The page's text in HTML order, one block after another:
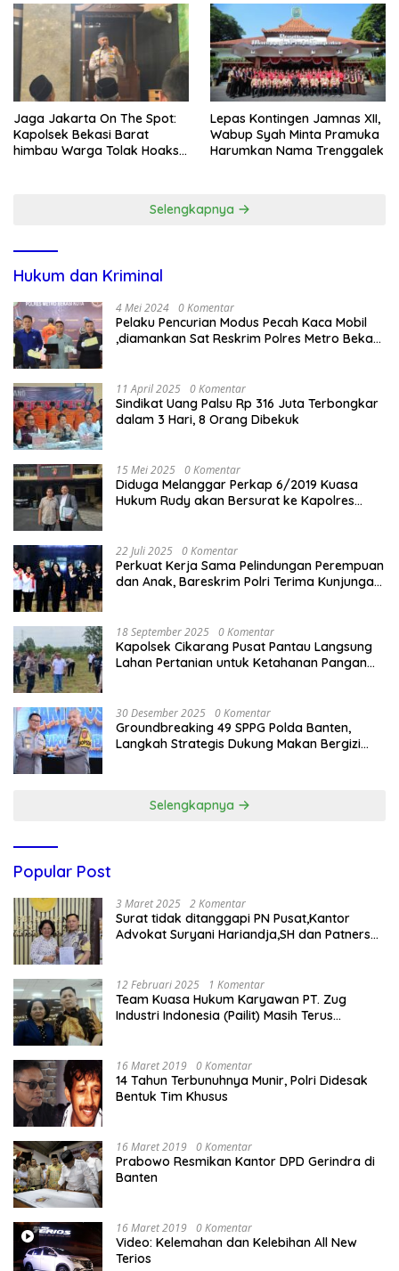
Disdagperin
Jaga Jakarta On The Spot:
Kapolsek Bekasi Barat
himbau Warga Tolak Hoaks
Lepas Kontingen Jamnas XII,
Wabup Syah Minta Pramuka
Harumkan Nama Trenggalek
Selengkapnya
Hukum dan Kriminal
4 Mei 2024 0 Komentar
Pelaku Pencurian Modus Pecah Kaca Mobil
,diamankan Sat Reskrim Polres Metro Bekasi
11 April 2025 0 Komentar
Sindikat Uang Palsu Rp 316 Juta Terbongkar
dalam 3 Hari, 8 Orang Dibekuk
15 Mei 2025 0 Komentar
Diduga Melanggar Perkap 6/2019 Kuasa
Hukum Rudy akan Bersurat ke Kapolres
22 Juli 2025 0 Komentar
Perkuat Kerja Sama Pelindungan Perempuan
dan Anak, Bareskrim Polri Terima Kunjungan
18 September 2025 0 Komentar
Kapolsek Cikarang Pusat Pantau Langsung
Lahan Pertanian untuk Ketahanan Pangan
30 Desember 2025 0 Komentar
Groundbreaking 49 SPPG Polda Banten,
Langkah Strategis Dukung Makan Bergizi
Selengkapnya
Popular Post
3 Maret 2025 2 Komentar
Surat tidak ditanggapi PN Pusat,Kantor
Advokat Suryani Hariandja,SH dan Patners
12 Februari 2025 1 Komentar
Team Kuasa Hukum Karyawan PT. Zug
Industri Indonesia (Pailit) Masih Terus
16 Maret 2019 0 Komentar
14 Tahun Terbunuhnya Munir, Polri Didesak
Bentuk Tim Khusus
16 Maret 2019 0 Komentar
Prabowo Resmikan Kantor DPD Gerindra di
Banten
16 Maret 2019 0 Komentar
Video: Kelemahan dan Kelebihan All New
Terios